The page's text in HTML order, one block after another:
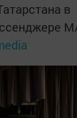
в